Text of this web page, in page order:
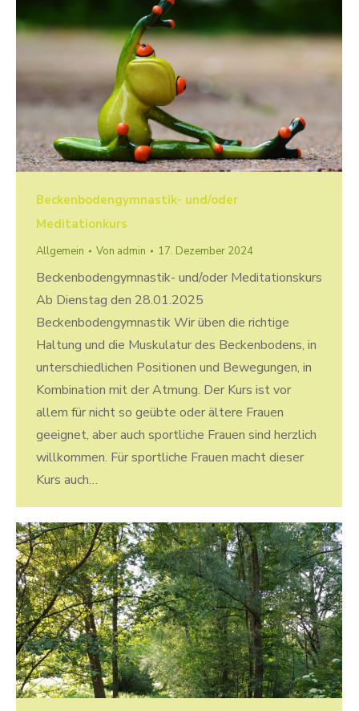
Beckenbodengymnastik- und/oder
Meditationkurs
Allgemein Von admin 17. Dezember 2024
Beckenbodengymnastik- und/oder Meditationskurs
Ab Dienstag den 28.01.2025
Beckenbodengymnastik Wir üben die richtige
Haltung und die Muskulatur des Beckenbodens, in
unterschiedlichen Positionen und Bewegungen, in
Kombination mit der Atmung. Der Kurs ist vor
allem für nicht so geübte oder ältere Frauen
geeignet, aber auch sportliche Frauen sind herzlich
willkommen. Für sportliche Frauen macht dieser
Kurs auch…